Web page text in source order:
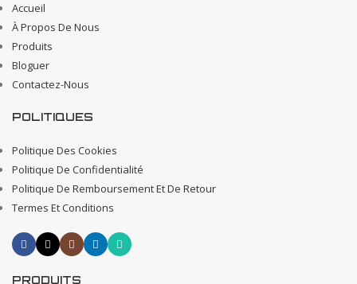
Accueil
À Propos De Nous
Produits
Bloguer
Contactez-Nous
POLITIQUES
Politique Des Cookies
Politique De Confidentialité
Politique De Remboursement Et De Retour
Termes Et Conditions
PRODUITS